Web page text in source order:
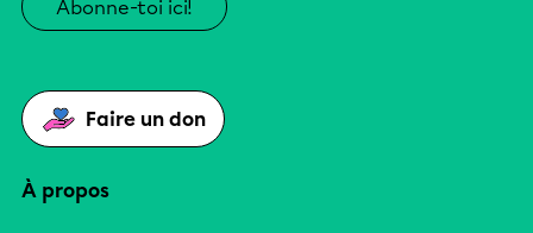
Abonne-toi ici!
Faire un don
À propos